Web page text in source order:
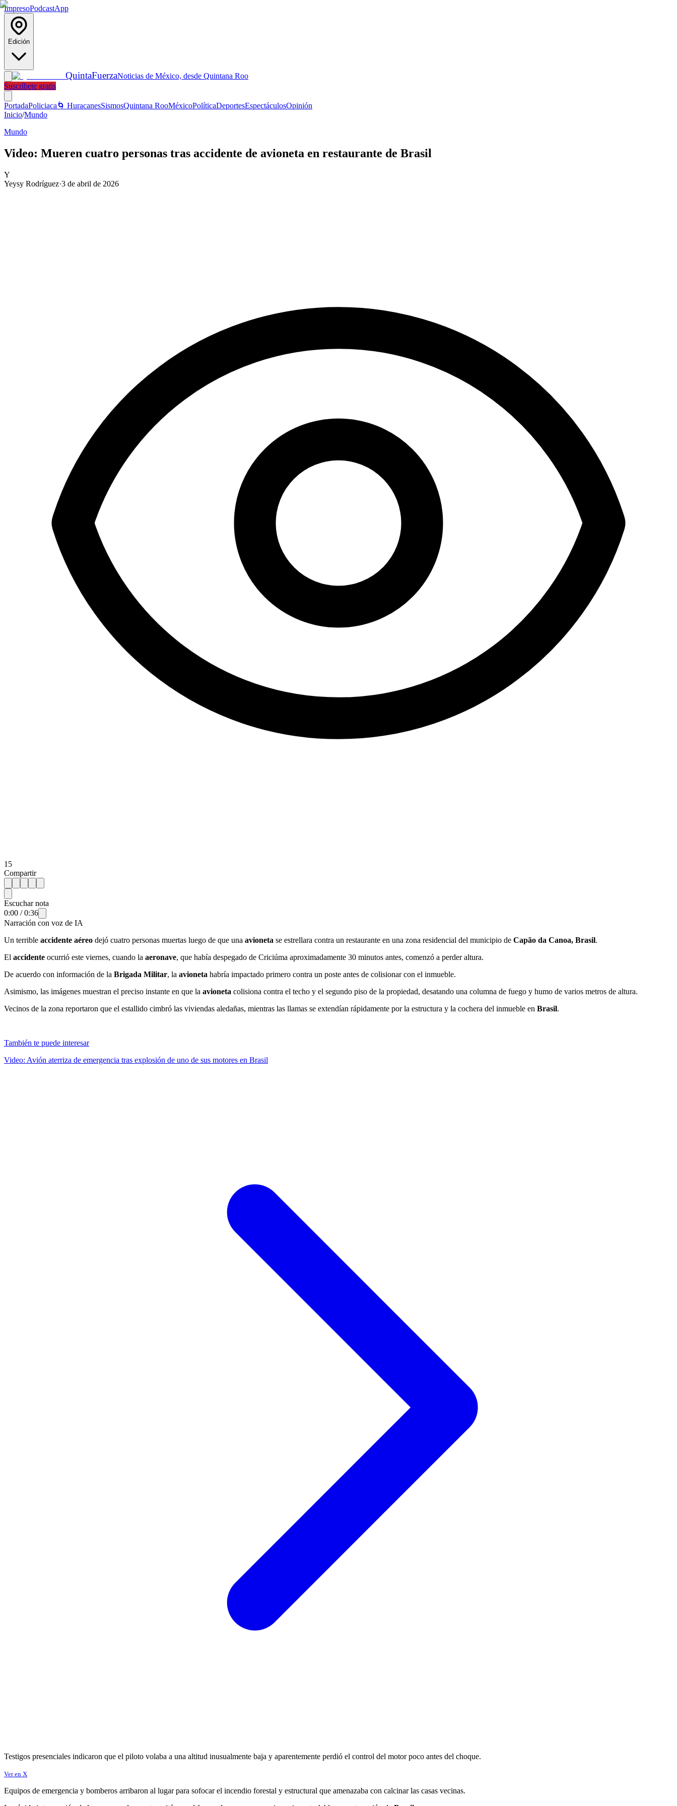
ImpresoPodcastApp
Edición
QuintaFuerzaNoticias de México, desde Quintana Roo
Suscríbete gratis
PortadaPoliciaca 🌀 HuracanesSismosQuintana RooMéxicoPolíticaDeportesEspectáculosOpinión
Inicio/Mundo
Mundo
Video: Mueren cuatro personas tras accidente de avioneta en restaurante de Brasil
Y
Yeysy Rodríguez·3 de abril de 2026
15
Compartir
Escuchar nota
0:00 /0:36
Narración con voz de IA
Un terrible accidente aéreo dejó cuatro personas muertas luego de que una avioneta se estrellara contra un restaurante en una zona residencial del municipio de Capão da Canoa, Brasil.
El accidente ocurrió este viernes, cuando la aeronave, que había despegado de Criciúma aproximadamente 30 minutos antes, comenzó a perder altura.
De acuerdo con información de la Brigada Militar, la avioneta habría impactado primero contra un poste antes de colisionar con el inmueble.
Asimismo, las imágenes muestran el preciso instante en que la avioneta colisiona contra el techo y el segundo piso de la propiedad, desatando una columna de fuego y humo de varios metros de altura.
Vecinos de la zona reportaron que el estallido cimbró las viviendas aledañas, mientras las llamas se extendían rápidamente por la estructura y la cochera del inmueble en Brasil.
También te puede interesar
Video: Avión aterriza de emergencia tras explosión de uno de sus motores en Brasil
Testigos presenciales indicaron que el piloto volaba a una altitud inusualmente baja y aparentemente perdió el control del motor poco antes del choque.
Ver en X
Equipos de emergencia y bomberos arribaron al lugar para sofocar el incendio forestal y estructural que amenazaba con calcinar las casas vecinas.